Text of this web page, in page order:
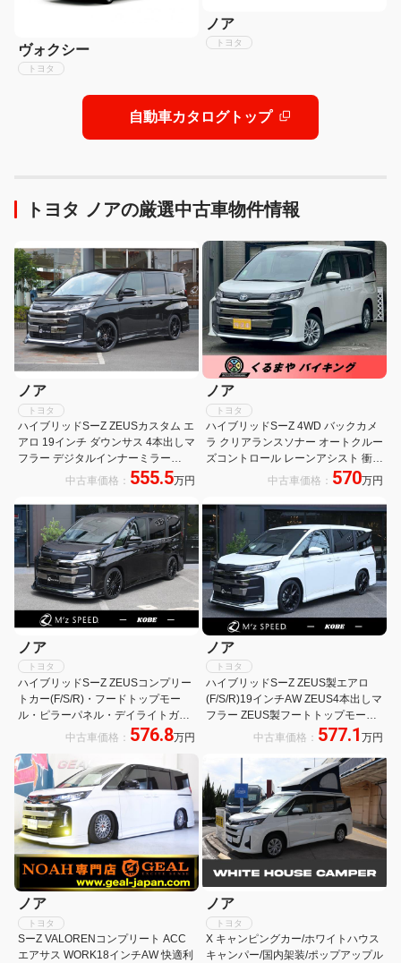
ヴォクシー
トヨタ
ノア
トヨタ
自動車カタログトップ
トヨタ ノアの厳選中古車物件情報
ノア
トヨタ
ハイブリッドSーZ ZEUSカスタム エ
アロ 19インチ ダウンサス 4本出しマ
フラー デジタルインナーミラー
PVM LEDヘッドライト 快適利便
ユニバーサルステップ
中古車価格： 555.5万円
ノア
トヨタ
ハイブリッドSーZ 4WD バックカメ
ラ クリアランスソナー オートクルー
ズコントロール レーンアシスト 衝突
被害軽減システム 両側パワースライ
ー 3列シート CVT 純正アルミ
中古車価格： 570万円
ノア
トヨタ
ハイブリッドSーZ ZEUSコンプリー
トカー(F/S/R)・フードトップモー
ル・ピラーパネル・デイライトガー
ニッシュ・19インチAW・ダウンサ
適パッケージ(Hi)・LEDヘッド・
BSM
中古車価格： 576.8万円
ノア
トヨタ
ハイブリッドSーZ ZEUS製エアロ
(F/S/R)19インチAW ZEUS4本出しマ
フラー ZEUS製フートトップモール
ダウンサス 快適パッケージ(HI)+パワ
ートレベリング)
中古車価格： 577.1 万円
ノア
トヨタ
SーZ VALORENコンプリート ACC
エアサス WORK18インチAW 快適利
ノア
トヨタ
X キャンピングカー/ホワイトハウス
キャンパー/国内架装/ポップアップル